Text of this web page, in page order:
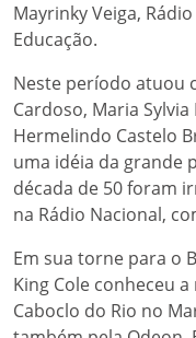
Mayrinky Veiga,
Educação.
Neste período atuou
Cardoso, Maria
Hermelindo Castelo
uma idéia da grande
década de 50 foram
na Rádio Nacional,
Em sua torne para o
King Cole conheceu
Caboclo do Rio no